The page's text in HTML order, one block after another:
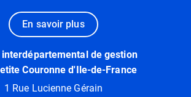
En savoir plus
interdépartemental de gestion
Couronne d'Ile-de-France
1 Rue Lucienne Gérain